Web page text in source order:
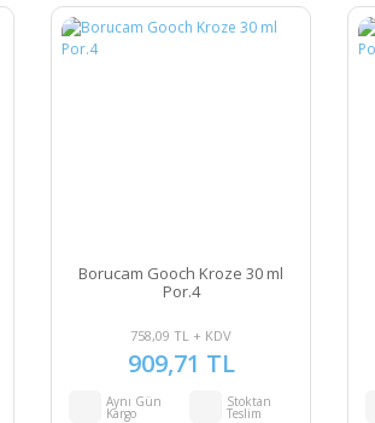
Borucam Gooch Kroze 30 ml
Por.4
758,09 TL + KDV
909,71 TL
Aynı Gün
Kargo
Stoktan
Teslim